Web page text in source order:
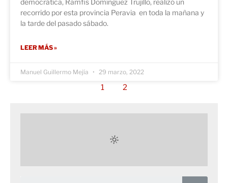
democrática, Ramfis Domínguez Trujillo, realizó un
recorrido por esta provincia Peravia en toda la mañana y
la tarde del pasado sábado.
LEER MÁS »
Manuel Guillermo Mejía 29 marzo, 2022
1 2